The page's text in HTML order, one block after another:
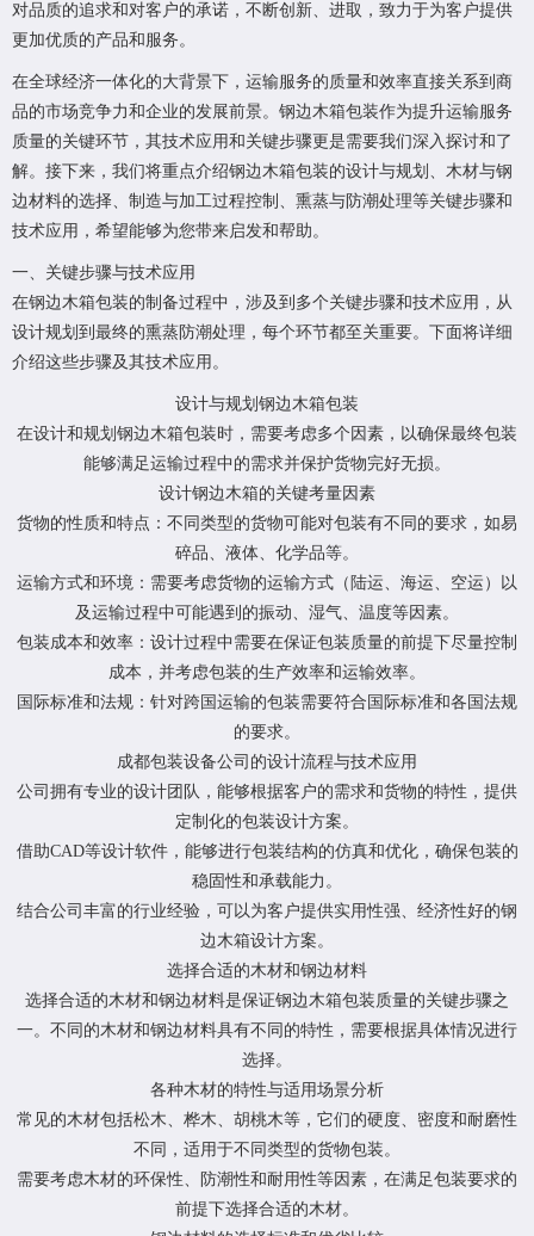
对品质的追求和对客户的承诺，不断创新、进取，致力于为客户提供
更加优质的产品和服务。
在全球经济一体化的大背景下，运输服务的质量和效率直接关系到商
品的市场竞争力和企业的发展前景。钢边木箱包装作为提升运输服务
质量的关键环节，其技术应用和关键步骤更是需要我们深入探讨和了
解。接下来，我们将重点介绍钢边木箱包装的设计与规划、木材与钢
边材料的选择、制造与加工过程控制、熏蒸与防潮处理等关键步骤和
技术应用，希望能够为您带来启发和帮助。
一、关键步骤与技术应用
在钢边木箱包装的制备过程中，涉及到多个关键步骤和技术应用，从
设计规划到最终的熏蒸防潮处理，每个环节都至关重要。下面将详细
介绍这些步骤及其技术应用。
设计与规划钢边木箱包装
在设计和规划钢边木箱包装时，需要考虑多个因素，以确保最终包装
能够满足运输过程中的需求并保护货物完好无损。
设计钢边木箱的关键考量因素
货物的性质和特点：不同类型的货物可能对包装有不同的要求，如易
碎品、液体、化学品等。
运输方式和环境：需要考虑货物的运输方式（陆运、海运、空运）以
及运输过程中可能遇到的振动、湿气、温度等因素。
包装成本和效率：设计过程中需要在保证包装质量的前提下尽量控制
成本，并考虑包装的生产效率和运输效率。
国际标准和法规：针对跨国运输的包装需要符合国际标准和各国法规
的要求。
成都包装设备公司的设计流程与技术应用
公司拥有专业的设计团队，能够根据客户的需求和货物的特性，提供
定制化的包装设计方案。
借助CAD等设计软件，能够进行包装结构的仿真和优化，确保包装的
稳固性和承载能力。
结合公司丰富的行业经验，可以为客户提供实用性强、经济性好的钢
边木箱设计方案。
选择合适的木材和钢边材料
选择合适的木材和钢边材料是保证钢边木箱包装质量的关键步骤之
一。不同的木材和钢边材料具有不同的特性，需要根据具体情况进行
选择。
各种木材的特性与适用场景分析
常见的木材包括松木、桦木、胡桃木等，它们的硬度、密度和耐磨性
不同，适用于不同类型的货物包装。
需要考虑木材的环保性、防潮性和耐用性等因素，在满足包装要求的
前提下选择合适的木材。